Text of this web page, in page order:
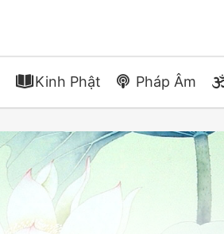
Kinh Phật Pháp Âm